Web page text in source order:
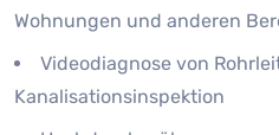
Wohnungen und anderen
Videodiagnose von
Kanalisationsinspektion